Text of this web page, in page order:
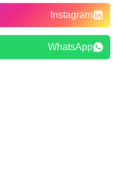
Instagram
WhatsApp